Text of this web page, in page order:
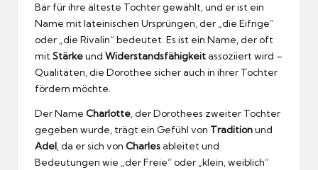
Bär für ihre älteste Tochter gewählt, und er ist ein
Name mit lateinischen Ursprüngen, der „die Eifrige“
oder „die Rivalin“ bedeutet. Es ist ein Name, der oft
mit Stärkeund Widerstandsfähigkeitassoziiert wird –
Qualitäten, die Dorothee sicher auch in ihrer Tochter
fördern möchte.
Der Name Charlotte , der Dorothees zweiter Tochter
gegeben wurde, trägt ein Gefühl von Traditionund
Adel , da er sich von Charlesableitet und
Bedeutungen wie „der Freie“ oder „klein, weiblich“